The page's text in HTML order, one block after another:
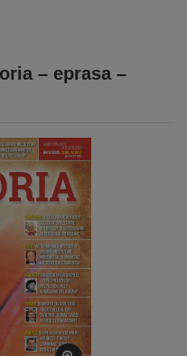
informatyka
– eprasa –